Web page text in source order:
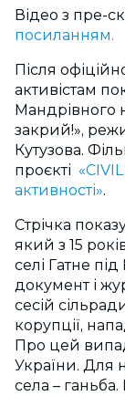
Відео з пре-
посиланням.
Після
активістам
Мандрівного
закрий!»,
Кутузова.
проєкті
активності».
Стрічка
який з 15
селі Гатне
документ і
сесій
корупції,
Про цей
України. Для
села –